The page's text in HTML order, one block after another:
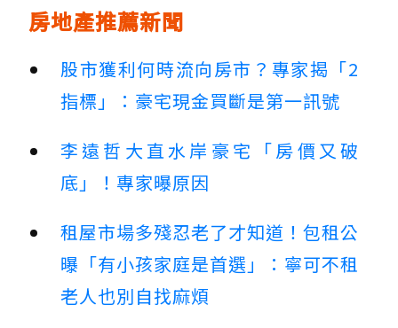
房地產推薦新聞
股市獲利何時流向房市？專家揭「2
指標」：豪宅現金買斷是第一訊號
李遠哲大直水岸豪宅「房價又破
底」！專家曝原因
租屋市場多殘忍老了才知道！包租公
曝「有小孩家庭是首選」：寧可不租
老人也別自找麻煩